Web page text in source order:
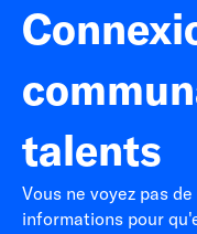
talents
Vous ne voyez pas
informations pour